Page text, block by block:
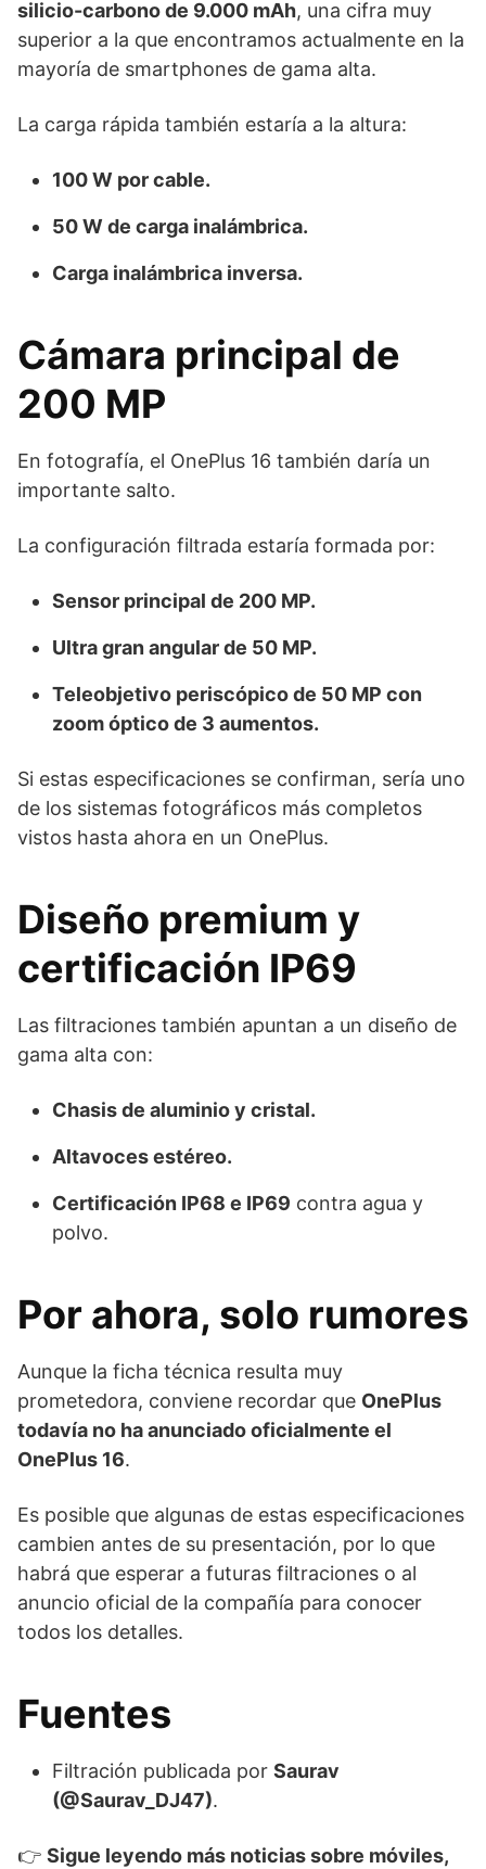
silicio-carbono de 9.000 mAh, una cifra muy
superior a la que encontramos actualmente en la
mayoría de smartphones de gama alta.
La carga rápida también estaría a la altura:
100 W por cable.
50 W de carga inalámbrica.
Carga inalámbrica inversa.
Cámara principal de
200 MP
En fotografía, el OnePlus 16 también daría un
importante salto.
La configuración filtrada estaría formada por:
Sensor principal de 200 MP.
Ultra gran angular de 50 MP.
Teleobjetivo periscópico de 50 MP con
zoom óptico de 3 aumentos.
Si estas especificaciones se confirman, sería uno
de los sistemas fotográficos más completos
vistos hasta ahora en un OnePlus.
Diseño premium y
certificación IP69
Las filtraciones también apuntan a un diseño de
gama alta con:
Chasis de aluminio y cristal.
Altavoces estéreo.
Certificación IP68 e IP69 contra agua y
polvo.
Por ahora, solo rumores
Aunque la ficha técnica resulta muy
prometedora, conviene recordar que OnePlus
todavía no ha anunciado oficialmente el
OnePlus 16.
Es posible que algunas de estas especificaciones
cambien antes de su presentación, por lo que
habrá que esperar a futuras filtraciones o al
anuncio oficial de la compañía para conocer
todos los detalles.
Fuentes
Filtración publicada por Saurav
(@Saurav_DJ47).
👉 Sigue leyendo más noticias sobre móviles,